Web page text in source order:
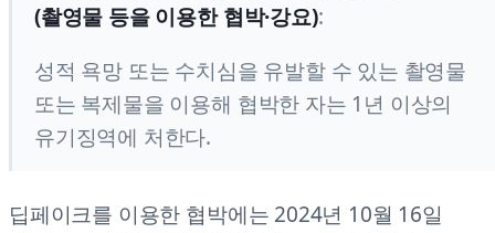
(촬영물 등을 이용한 협박·강요):
성적 욕망 또는 수치심을 유발할 수 있는 촬영물
또는 복제물을 이용해 협박한 자는 1년 이상의
유기징역에 처한다.
딥페이크를 이용한 협박에는 2024년 10월 16일